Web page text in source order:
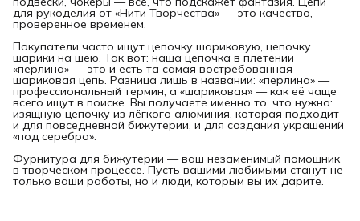
для рукоделия от «Нити Творчества» — это качество,
проверенное временем.
Покупатели часто ищут цепочку шариковую, цепочку
шарики на шею. Так вот: наша цепочка в плетении
«перлина» — это и есть та самая востребованная
шариковая цепь. Разница лишь в названии: «перлина» —
профессиональный термин, а «шариковая» — как её чаще
всего ищут в поиске. Вы получаете именно то, что нужно:
изящную цепочку из лёгкого алюминия, которая подходит
и для повседневной бижутерии, и для создания украшений
«под серебро».
Фурнитура для бижутерии — ваш незаменимый помощник
в творческом процессе. Пусть вашими любимыми станут не
только ваши работы, но и люди, которым вы их дарите.